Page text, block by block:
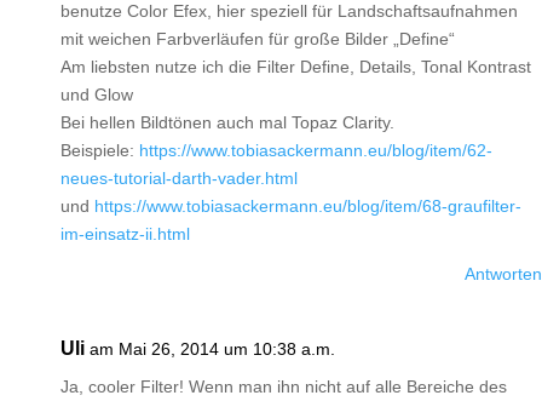
benutze Color Efex, hier speziell für Landschaftsaufnahmen
mit weichen Farbverläufen für große Bilder „Define“
Am liebsten nutze ich die Filter Define, Details, Tonal Kontrast
und Glow
Bei hellen Bildtönen auch mal Topaz Clarity.
Beispiele: https://www.tobiasackermann.eu/blog/item/62-
neues-tutorial-darth-vader.html
und https://www.tobiasackermann.eu/blog/item/68-graufilter-
im-einsatz-ii.html
Antworten
Uli am Mai 26, 2014 um 10:38 a.m.
Ja, cooler Filter! Wenn man ihn nicht auf alle Bereiche des